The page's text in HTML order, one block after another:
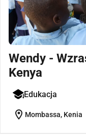
Wendy -
Kenya
Edukacja
location_on Mombassa, Kenia